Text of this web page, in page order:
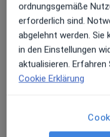
Ernest
Dr.
ordnungsgemäße
erforderlich sind.
abgelehnt werden. Sie
in den Einstellungen
aktualisieren. Erfahren
Cookie Erklärung